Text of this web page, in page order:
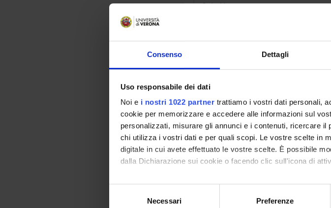
Consenso Dettagli
Uso responsabile dei dati
Noi e i nostri 1022 partner trattiamo i vostri dati personali,
cookie per memorizzare e accedere alle informazioni sul
personalizzati, misurare gli annunci e i contenuti, ricercare
chi utilizza i vostri dati e per quali scopi. Le vostre scelte in
digitale in cui avete effettuato le vostre scelte. È possibile
dalla Dichiarazione sui cookie o facendo clic sull'icona di
Con il tuo consenso, vorremmo anche:
raccogliere informazioni sulla tua posizione
Necessari Preferenze
Sede: Verona
in Medicina e chirurgia (sede
amministrativa Trento)
Classe di appartenenza: LM-41
Sede: Trento
Corsi non attivi nell'anno